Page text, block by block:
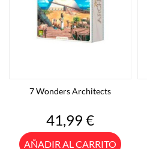
7 Wonders Architects
Precio
41,99 €
AÑADIR AL CARRITO